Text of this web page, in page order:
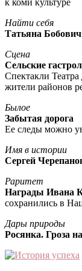
Найти себя
Татьяна
Сцена
Сельские
Спектакли
жители районов
Былое
Забытая дорога
Ее следы можно
Имя в истории
Сергей
Раритет
Награды Ивана
сохранились в
Дары природы
Росянка. Гроза